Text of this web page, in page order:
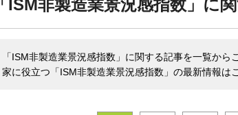
「ISM非製造業景況感指数」に
「ISM非製造業景況感指数」に関する記事を一覧か
家に役立つ「ISM非製造業景況感指数」の最新情報は